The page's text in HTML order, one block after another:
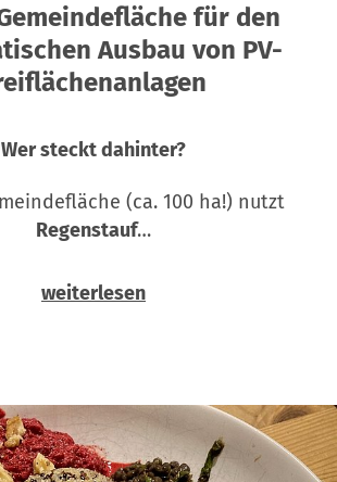
für den
Ausbau von PV-
Wer steckt dahinter?
(ca. 100 ha!) nutzt
Regenstauf…
weiterlesen